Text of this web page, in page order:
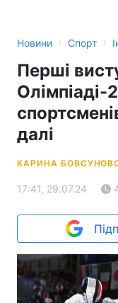
Новини › Спорт ›
Перші
Олімпіаді-
далі
КАРИНА
17:41, 29.07.24